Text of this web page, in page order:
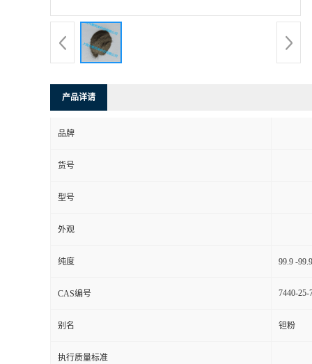
产品详请
品牌
货号
型号
外观
纯度 99.9 -
CAS编号 7440-25-
别名 钽粉
执行质量标准